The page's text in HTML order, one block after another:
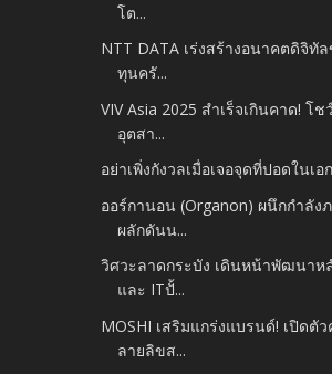
โต...
NTT DATA เร่งสร้างอนาคตดิจิทั
ทุนครั...
VIV Asia 2025 สำเร็จเกินคาด! โ
อุตสา...
อย่าเพิ่งกังวลเมื่อเจอจุดที่ปอดในเอ
ออร์กานอน (Organon) ผนึกกำลัง
ผลักดันน...
วิศวะลาดกระบัง เดินหน้าพัฒนาห
และ ITปั้...
MOSHI เสริมแกร่งแบรนด์! เปิดตั
ลายลิขส...